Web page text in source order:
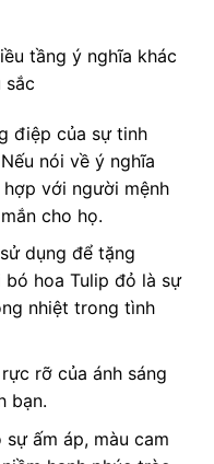
tầng ý nghĩa khác
sắc
điệp của sự tinh
nói về ý nghĩa
với người mệnh
cho họ.
dụng để tặng
hoa Tulip đỏ là sự
nhiệt trong tình
rỡ của ánh sáng
bạn.
ấm áp, màu cam